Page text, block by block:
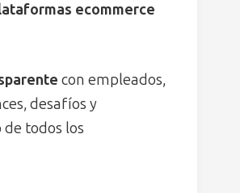
ecommerce
con empleados,
desafíos y
todos los